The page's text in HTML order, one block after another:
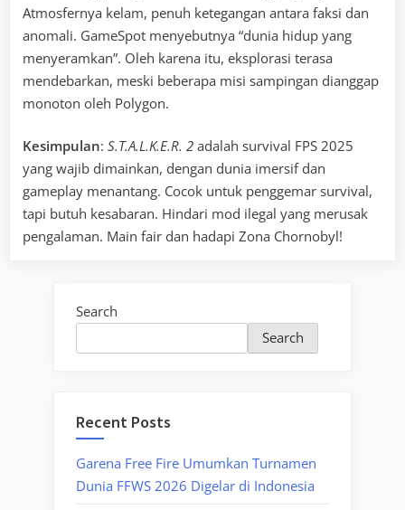
Atmosfernya kelam, penuh ketegangan antara faksi dan
anomali. GameSpot menyebutnya “dunia hidup yang
menyeramkan”. Oleh karena itu, eksplorasi terasa
mendebarkan, meski beberapa misi sampingan dianggap
monoton oleh Polygon.
Kesimpulan: S.T.A.L.K.E.R. 2 adalah survival FPS 2025
yang wajib dimainkan, dengan dunia imersif dan
gameplay menantang. Cocok untuk penggemar survival,
tapi butuh kesabaran. Hindari mod ilegal yang merusak
pengalaman. Main fair dan hadapi Zona Chornobyl!
Search
Search
Recent Posts
Garena Free Fire Umumkan Turnamen
Dunia FFWS 2026 Digelar di Indonesia